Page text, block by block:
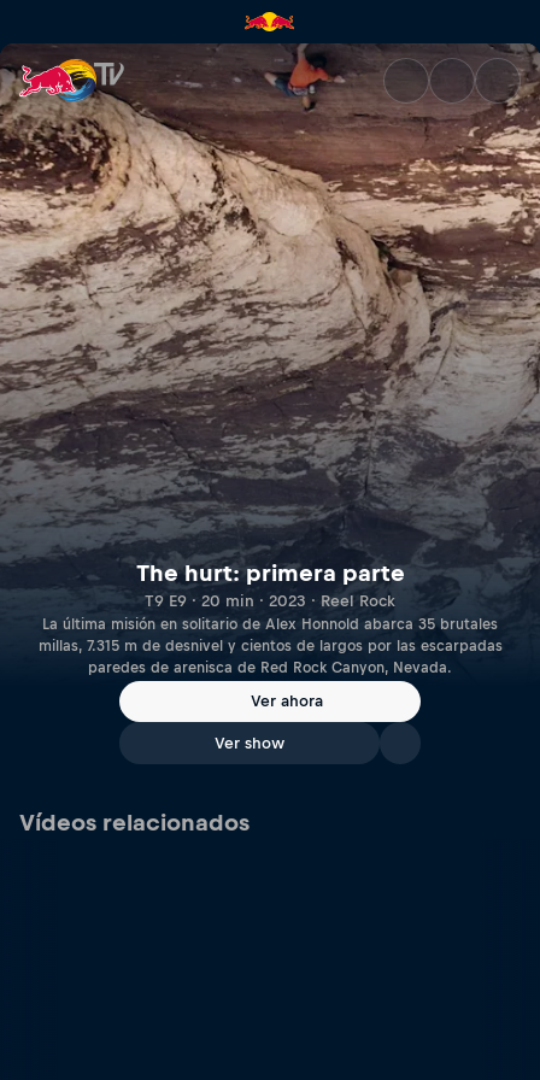
The hurt: primera parte | Red
The hurt: primera parte
T9 E9 · 20 min · 2023 · Reel Rock
La última misión en solitario de Alex Honnold abarca 35 brutales
millas, 7.315 m de desnivel y cientos de largos por las escarpadas
paredes de arenisca de Red Rock Canyon, Nevada.
Ver ahora
Ver show
Vídeos relacionados